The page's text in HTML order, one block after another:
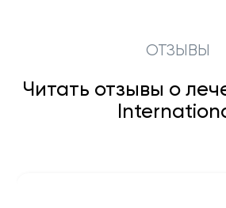
ОТЗЫВЫ
Читать отзывы о